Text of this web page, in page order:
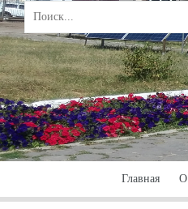
Главная О